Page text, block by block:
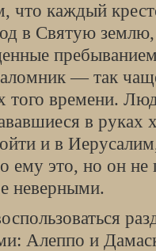
что каждый
в Святую
— так
того време­ни.
в руках
и в
ему это, но он не
неверными.
Алеппо и